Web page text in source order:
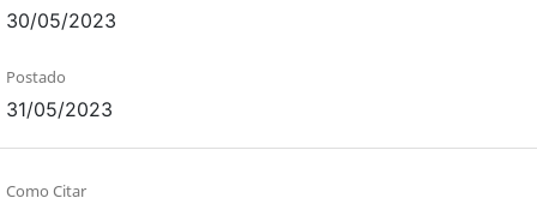
30/05/2023
Postado
31/05/2023
Como Citar